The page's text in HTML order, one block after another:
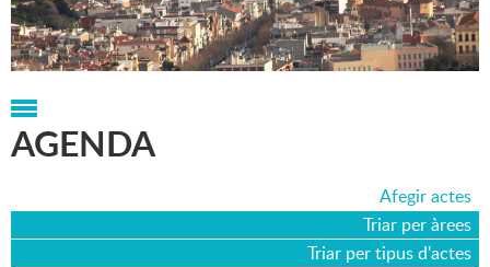
Portada > Agenda > 10-03-2006
AGENDA
Afegir actes
Triar per àrees
Triar per tipus d'actes